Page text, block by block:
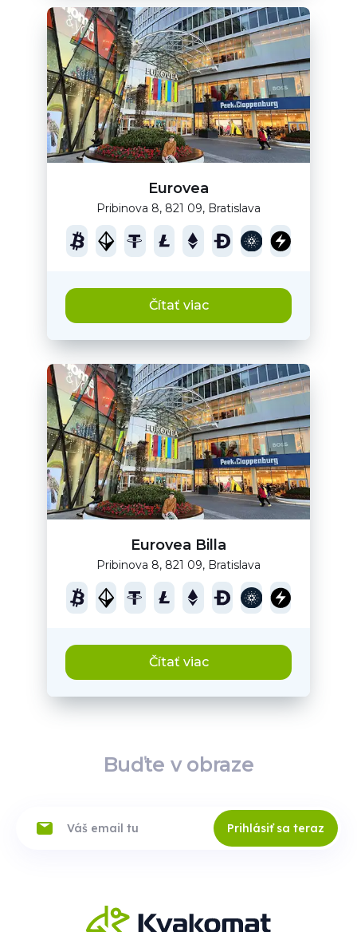
Eurovea
Pribinova 8, 821 09, Bratislava
Čítať viac
Eurovea Billa
Pribinova 8, 821 09, Bratislava
Čítať viac
Buďte v obraze
Prihlásiť sa teraz